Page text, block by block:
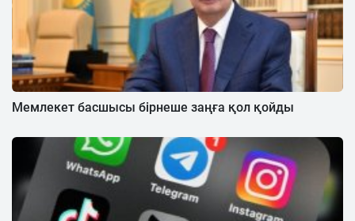
Мемлекет басшысы бірнеше заңға қол қойды